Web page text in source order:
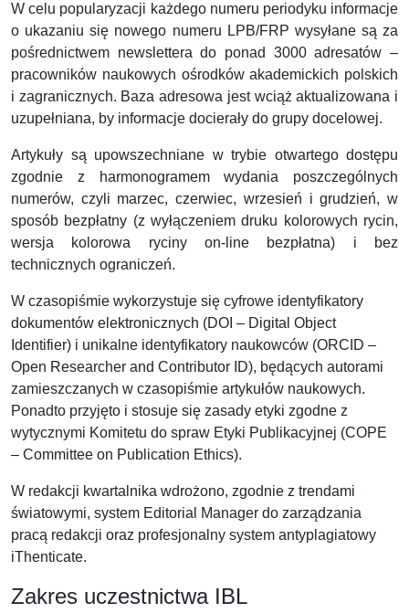
W celu popularyzacji każdego numeru periodyku informacje
o ukazaniu się nowego numeru LPB/FRP wysyłane są za
pośrednictwem newslettera do ponad 3000 adresatów –
pracowników naukowych ośrodków akademickich polskich
i zagranicznych. Baza adresowa jest wciąż aktualizowana i
uzupełniana, by informacje docierały do grupy docelowej.
Artykuły są upowszechniane w trybie otwartego dostępu
zgodnie z harmonogramem wydania poszczególnych
numerów, czyli marzec, czerwiec, wrzesień i grudzień, w
sposób bezpłatny (z wyłączeniem druku kolorowych rycin,
wersja kolorowa ryciny on-line bezpłatna) i bez
technicznych ograniczeń.
W czasopiśmie wykorzystuje się cyfrowe identyfikatory
dokumentów elektronicznych (DOI – Digital Object
Identifier) i unikalne identyfikatory naukowców (ORCID –
Open Researcher and Contributor ID), będących autorami
zamieszczanych w czasopiśmie artykułów naukowych.
Ponadto przyjęto i stosuje się zasady etyki zgodne z
wytycznymi Komitetu do spraw Etyki Publikacyjnej (COPE
– Committee on Publication Ethics).
W redakcji kwartalnika wdrożono, zgodnie z trendami
światowymi, system Editorial Manager do zarządzania
pracą redakcji oraz profesjonalny system antyplagiatowy
iThenticate.
Zakres uczestnictwa IBL